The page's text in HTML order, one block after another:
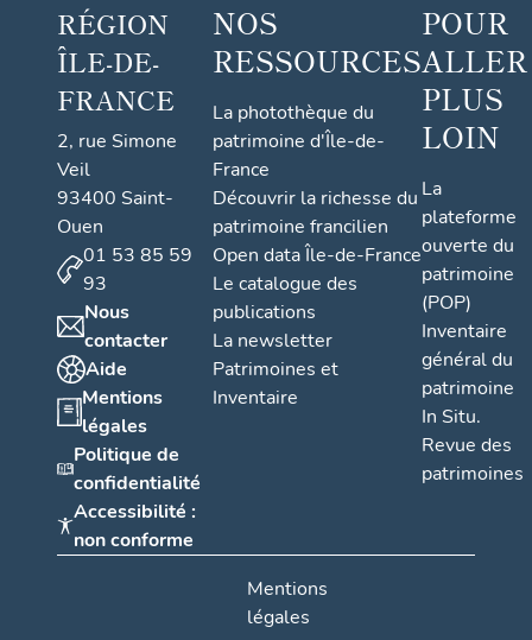
RÉGION
ÎLE-DE-
FRANCE
2, rue Simone
Veil
93400 Saint-
Ouen
01 53 85 59
93
Nous
contacter
Aide
Mentions
légales
Politique de
confidentialité
Accessibilité :
non conforme
NOS
RESSOURCES
La photothèque du
patrimoine d'Île-de-
France
Découvrir la richesse du
patrimoine francilien
Open data Île-de-France
Le catalogue des
publications
La newsletter
Patrimoines et
Inventaire
POUR
ALLER
PLUS
LOIN
La
plateforme
ouverte du
patrimoine
(POP)
Inventaire
général du
patrimoine
In Situ.
Revue des
patrimoines
Mentions
légales